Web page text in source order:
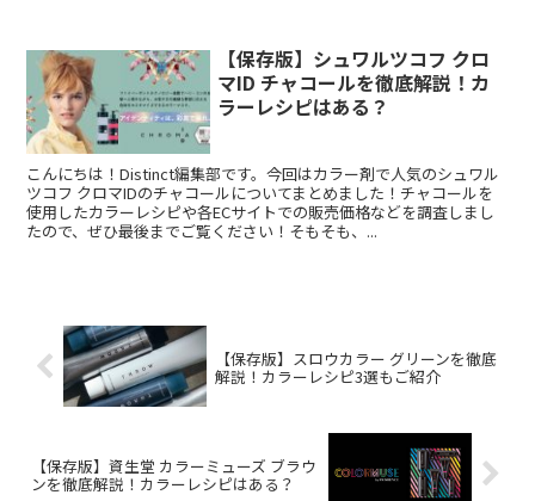
【保存版】シュワルツコフ クロ
マID チャコールを徹底解説！カ
ラーレシピはある？
こんにちは！Distinct編集部です。今回はカラー剤で人気のシュワル
ツコフ クロマIDのチャコールについてまとめました！チャコールを
使用したカラーレシピや各ECサイトでの販売価格などを調査しまし
たので、ぜひ最後までご覧ください！そもそも、...
【保存版】スロウカラー グリーンを徹底
解説！カラーレシピ3選もご紹介
【保存版】資生堂 カラーミューズ ブラウ
ンを徹底解説！カラーレシピはある？